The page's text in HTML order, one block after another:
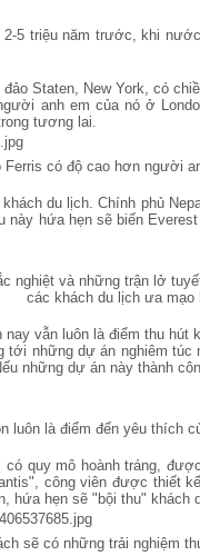
5 triệu năm trước, khi
Staten, New York, có
anh em của nó ở
tương lai.
Ferris có độ cao hơn người
du lịch. Chính phủ
này hứa hẹn sẽ biến
nghiệt và những trận lở
các khách du lịch ưa mạo
vẫn luôn là điểm thu hút
tới những dự án nghiêm
những dự án này thành
luôn là điểm đến yêu thích
quy mô hoành tráng,
công viên được thiết
hứa hẹn sẽ "bội thu" khách
sẽ có những trải nghiệm